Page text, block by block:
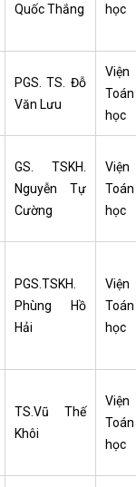
Quốc Thắng
học
PGS. TS. Đỗ
Văn Lưu
Viện
Toán
học
GS. TSKH.
Nguyễn Tự
Cường
Viện
Toán
học
PGS.TSKH.
Phùng Hồ
Hải
Viện
Toán
học
TS.Vũ Thế
Khôi
Viện
Toán
học